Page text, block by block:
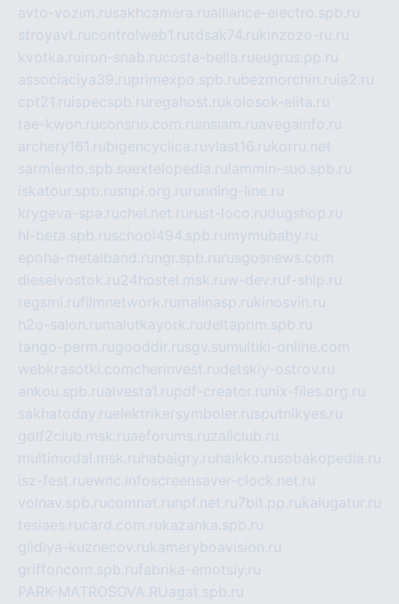
avto-vozim.rusakhcamera.rualliance-electro.spb.ru
stroyavt.rucontrolweb1.rutdsak74.rukinzozo-ru.ru
kvotka.ru iron-snab.rucosta-bella.rueugrus.pp.ru
associaciya39.ruprimexpo.spb.rubezmorchin.ru ia2.ru
cpt21.ru ispecspb.ru regahost.rukolosok-elita.ru
tae-kwon.ruconsrio.com.ru insiam.ruavegainfo.ru
archery161.rubigencyclica.ruvlast16.rukorru.net
sarmiento.spb.suextelopedia.ru lammin-suo.spb.ru
iskatour.spb.rusnpi.org.ru running-line.ru
krygeva-spa.ruchel.net.ru rust-loco.rudugshop.ru
hl-beta.spb.ruschool494.spb.ru mymubaby.ru
epoha-metalband.ru ngr.spb.ru rusgosnews.com
dieselvostok.ru24hostel.msk.ruw-dev.ruf-ship.ru
regsmi.rufilmnetwork.ru malinasp.rukinosvin.ru
h2o-salon.ru malutkayork.rudeltaprim.spb.ru
tango-perm.rugooddir.rusgv.su multiki-online.com
webkrasotki.comcherinvest.rudetskiy-ostrov.ru
ankou.spb.rualvesta1.rupdf-creator.ru nix-files.org.ru
sakhatoday.ruelektrikersymboler.rusputnikyes.ru
golf2club.msk.ruaeforums.ruzallclub.ru
multimodal.msk.ru habaigry.ru haikko.rusobakopedia.ru
isz-fest.ruewnc.infoscreensaver-clock.net.ru
volnav.spb.rucomnat.ru npf.net.ru7bit.pp.rukalugatur.ru
tesiaes.rucard.com.rukazanka.spb.ru
gildiya-kuznecov.rukameryboavision.ru
griffoncom.spb.rufabrika-emotsiy.ru
PARK-MATROSOVA.RUagat.spb.ru